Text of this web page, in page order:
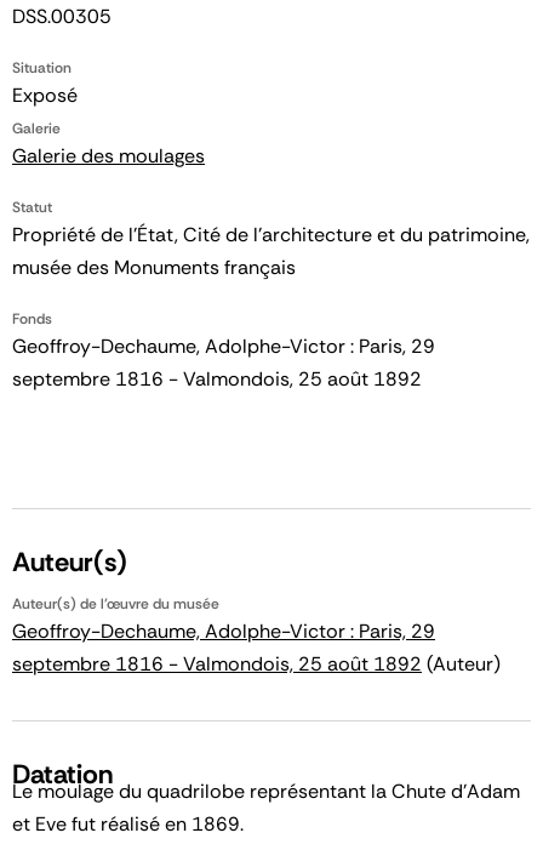
DSS.00305
Situation
Exposé
Galerie
Galerie des moulages
Statut
Propriété de l’État, Cité de l’architecture et du patrimoine,
musée des Monuments français
Fonds
Geoffroy-Dechaume, Adolphe-Victor : Paris, 29
septembre 1816 - Valmondois, 25 août 1892
Auteur(s)
Auteur(s) de l'œuvre du musée
Geoffroy-Dechaume, Adolphe-Victor : Paris, 29
septembre 1816 - Valmondois, 25 août 1892 (Auteur)
Datation
Le moulage du quadrilobe représentant la Chute d'Adam
et Eve fut réalisé en 1869.